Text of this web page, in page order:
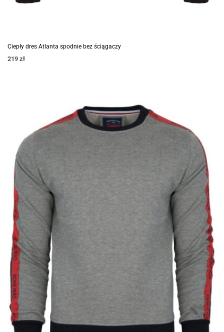
Ciepły dres Atlanta spodnie bez ściągaczy
219 zł